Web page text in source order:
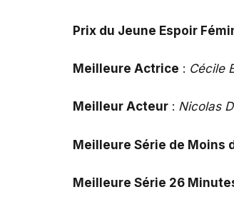
Prix du Jeune Espoir
Meilleure Actrice : Cécile
Meilleur Acteur : Nicolas
Meilleure Série de Moins
Meilleure Série 26